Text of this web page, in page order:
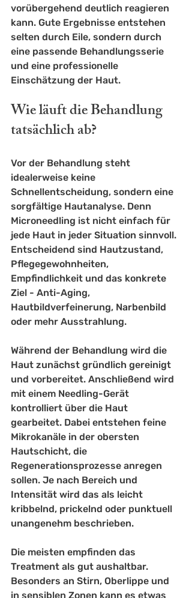
vorübergehend deutlich reagieren
kann. Gute Ergebnisse entstehen
selten durch Eile, sondern durch
eine passende Behandlungsserie
und eine professionelle
Einschätzung der Haut.
Wie läuft die Behandlung
tatsächlich ab?
Vor der Behandlung steht
idealerweise keine
Schnellentscheidung, sondern eine
sorgfältige Hautanalyse. Denn
Microneedling ist nicht einfach für
jede Haut in jeder Situation sinnvoll.
Entscheidend sind Hautzustand,
Pflegegewohnheiten,
Empfindlichkeit und das konkrete
Ziel - Anti-Aging,
Hautbildverfeinerung, Narbenbild
oder mehr Ausstrahlung.
Während der Behandlung wird die
Haut zunächst gründlich gereinigt
und vorbereitet. Anschließend wird
mit einem Needling-Gerät
kontrolliert über die Haut
gearbeitet. Dabei entstehen feine
Mikrokanäle in der obersten
Hautschicht, die
Regenerationsprozesse anregen
sollen. Je nach Bereich und
Intensität wird das als leicht
kribbelnd, prickelnd oder punktuell
unangenehm beschrieben.
Die meisten empfinden das
Treatment als gut aushaltbar.
Besonders an Stirn, Oberlippe und
in sensiblen Zonen kann es etwas